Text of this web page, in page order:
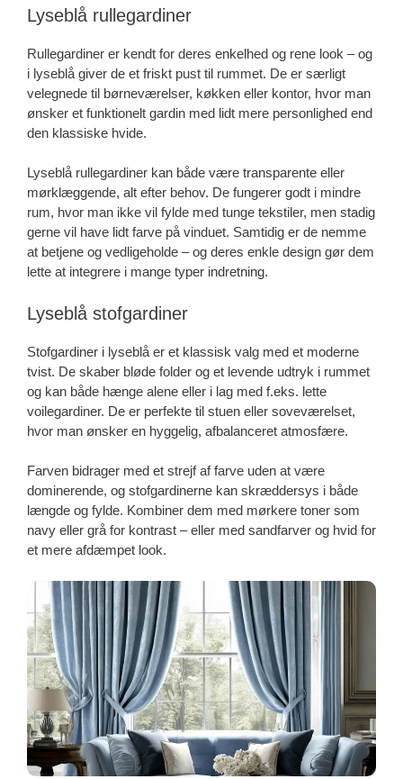
Lyseblå rullegardiner
Rullegardiner er kendt for deres enkelhed og rene look – og
i lyseblå giver de et friskt pust til rummet. De er særligt
velegnede til børneværelser, køkken eller kontor, hvor man
ønsker et funktionelt gardin med lidt mere personlighed end
den klassiske hvide.
Lyseblå rullegardiner kan både være transparente eller
mørklæggende, alt efter behov. De fungerer godt i mindre
rum, hvor man ikke vil fylde med tunge tekstiler, men stadig
gerne vil have lidt farve på vinduet. Samtidig er de nemme
at betjene og vedligeholde – og deres enkle design gør dem
lette at integrere i mange typer indretning.
Lyseblå stofgardiner
Stofgardiner i lyseblå er et klassisk valg med et moderne
tvist. De skaber bløde folder og et levende udtryk i rummet
og kan både hænge alene eller i lag med f.eks. lette
voilegardiner. De er perfekte til stuen eller soveværelset,
hvor man ønsker en hyggelig, afbalanceret atmosfære.
Farven bidrager med et strejf af farve uden at være
dominerende, og stofgardinerne kan skræddersys i både
længde og fylde. Kombiner dem med mørkere toner som
navy eller grå for kontrast – eller med sandfarver og hvid for
et mere afdæmpet look.